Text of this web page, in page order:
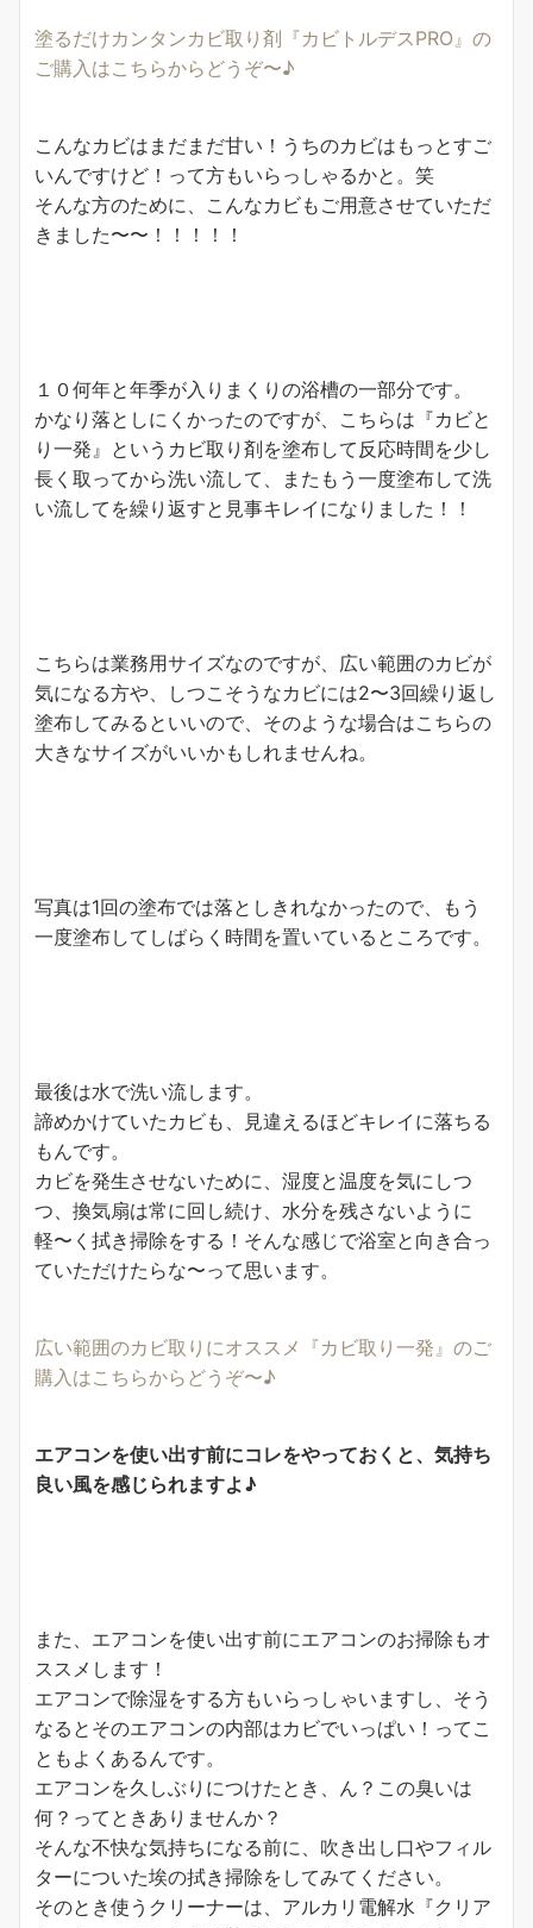
塗るだけカンタンカビ取り剤『カビトルデスPRO』の
ご購入はこちらからどうぞ〜♪
こんなカビはまだまだ甘い！うちのカビはもっとすご
いんですけど！って方もいらっしゃるかと。笑
そんな方のために、こんなカビもご用意させていただ
きました〜〜！！！！！
１０何年と年季が入りまくりの浴槽の一部分です。
かなり落としにくかったのですが、こちらは『カビと
り一発』というカビ取り剤を塗布して反応時間を少し
長く取ってから洗い流して、またもう一度塗布して洗
い流してを繰り返すと見事キレイになりました！！
こちらは業務用サイズなのですが、広い範囲のカビが
気になる方や、しつこそうなカビには2〜3回繰り返し
塗布してみるといいので、そのような場合はこちらの
大きなサイズがいいかもしれませんね。
写真は1回の塗布では落としきれなかったので、もう
一度塗布してしばらく時間を置いているところです。
最後は水で洗い流します。
諦めかけていたカビも、見違えるほどキレイに落ちる
もんです。
カビを発生させないために、湿度と温度を気にしつ
つ、換気扇は常に回し続け、水分を残さないように
軽〜く拭き掃除をする！そんな感じで浴室と向き合っ
ていただけたらな〜って思います。
広い範囲のカビ取りにオススメ『カビ取り一発』のご
購入はこちらからどうぞ〜♪
エアコンを使い出す前にコレをやっておくと、気持ち
良い風を感じられますよ♪
また、エアコンを使い出す前にエアコンのお掃除もオ
ススメします！
エアコンで除湿をする方もいらっしゃいますし、そう
なるとそのエアコンの内部はカビでいっぱい！ってこ
ともよくあるんです。
エアコンを久しぶりにつけたとき、ん？この臭いは
何？ってときありませんか？
そんな不快な気持ちになる前に、吹き出し口やフィル
ターについた埃の拭き掃除をしてみてください。
そのとき使うクリーナーは、アルカリ電解水『クリア